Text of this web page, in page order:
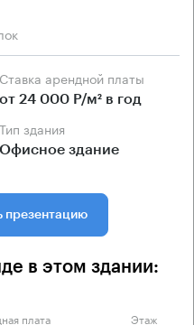
Ставка арендной платы
от 24 000 Р/м² в год
Тип здания
Офисное здание
презентацию
в этом здании:
плата Этаж